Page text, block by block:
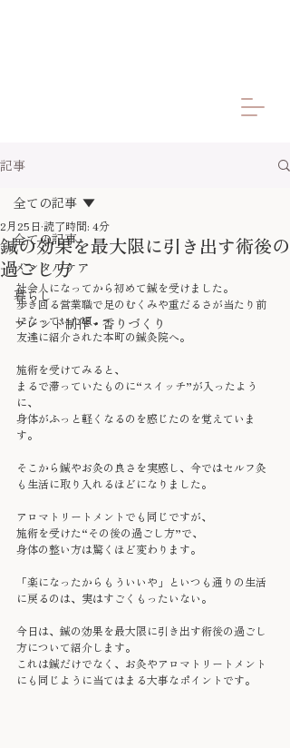
記事
全ての記事
メンタルケア
暮らし
ブレンド制作・香りづくり
全ての記事
鍼の効果を最大限に引き出す術後の
過ごし方
2月25日 読了時間: 4分
社会人になってから初めて鍼を受けました。
歩き回る営業職で足のむくみや重だるさが当たり前
になっていた頃、
友達に紹介された本町の鍼灸院へ。
施術を受けてみると、
まるで滞っていたものに“スイッチ”が入ったよう
に、
身体がふっと軽くなるのを感じたのを覚えていま
す。
そこから鍼やお灸の良さを実感し、今ではセルフ灸
も生活に取り入れるほどになりました。
アロマトリートメントでも同じですが、
施術を受けた“その後の過ごし方”で、
身体の整い方は驚くほど変わります。
「楽になったからもういいや」といつも通りの生活
に戻るのは、実はすごくもったいない。
今日は、鍼の効果を最大限に引き出す術後の過ごし
方について紹介します。
これは鍼だけでなく、お灸やアロマトリートメント
にも同じように当てはまる大事なポイントです。